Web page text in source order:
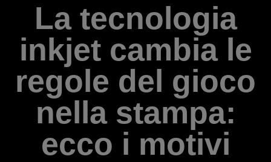
La tecnologia
inkjet cambia le
regole del gioco
nella stampa:
ecco i motivi